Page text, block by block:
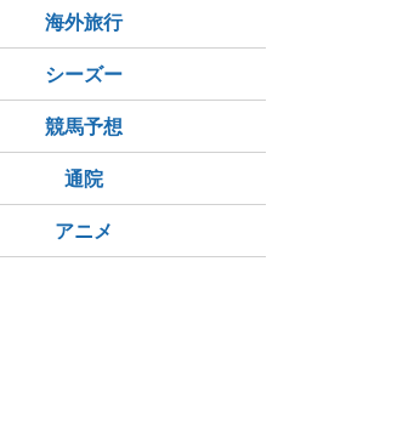
海外旅行
シーズー
競馬予想
通院
アニメ